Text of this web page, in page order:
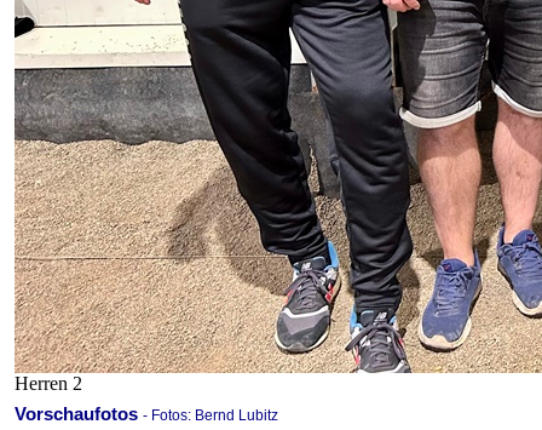
Herren 2
Vorschaufotos - Fotos: Bernd Lubitz